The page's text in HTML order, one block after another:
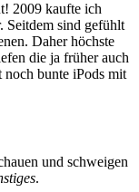
2009 kaufte ich
Seitdem sind gefühlt
Daher höchste
die ja früher auch
bunte iPods mit
und schweigen
.